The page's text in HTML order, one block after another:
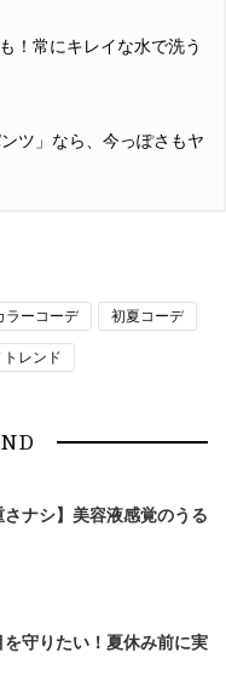
！常にキレイな水で洗う
ツ」なら、今っぽさもヤ
ラーコーデ 初夏コーデ
レンド
さナシ】美容液感覚のうる
守りたい！夏休み前に実